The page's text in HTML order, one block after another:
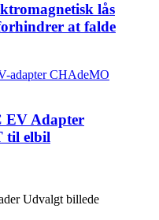
lås
at falde
EV Adapter
til elbil